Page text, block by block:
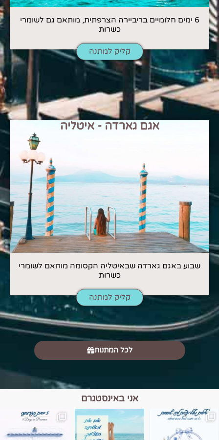
6 ימים חלומיים בריביירה הצרפתית, מותאם גם לשומרי
כשרות
קליק למתנה
אגם גארדה - איטליה
שבוע באגם גארדה שבאיטליה הקסומה מותאם לשומרי
כשרות
קליק למתנה
לכל המתנות
אני באינסטגרם
הם הגבול 💙🩵